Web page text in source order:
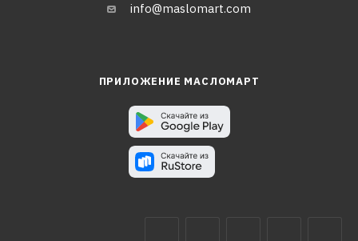
info@maslomart.com
ПРИЛОЖЕНИЕ МАСЛОМАРТ